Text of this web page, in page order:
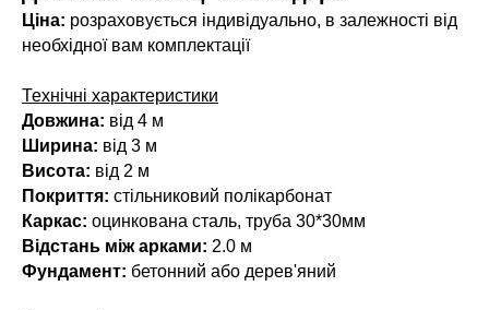
Ціна: розраховується індивідуально, в залежності від
необхідної вам комплектації
Технічні характеристики
Довжина: від 4 м
Ширина: від 3 м
Висота: від 2 м
Покриття: стільниковий полікарбонат
Каркас: оцинкована сталь, труба 30*30мм
Відстань між арками: 2.0 м
Фундамент: бетонний або дерев'яний